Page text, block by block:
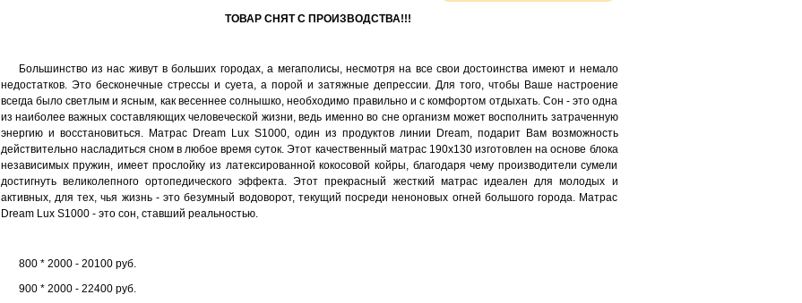
ТОВАР СНЯТ С ПРОИЗВОДСТВА!!!
Большинство из нас живут в больших городах, а мегаполисы, несмотря на все свои достоинства имеют и немало
недостатков. Это бесконечные стрессы и суета, а порой и затяжные депрессии. Для того, чтобы Ваше настроение
всегда было светлым и ясным, как весеннее солнышко, необходимо правильно и с комфортом отдыхать. Сон - это одна
из наиболее важных составляющих человеческой жизни, ведь именно во сне организм может восполнить затраченную
энергию и восстановиться. Матрас Dream Lux S1000, один из продуктов линии Dream, подарит Вам возможность
действительно насладиться сном в любое время суток. Этот качественный матрас 190х130 изготовлен на основе блока
независимых пружин, имеет прослойку из латексированной кокосовой койры, благодаря чему производители сумели
достигнуть великолепного ортопедического эффекта. Этот прекрасный жесткий матрас идеален для молодых и
активных, для тех, чья жизнь - это безумный водоворот, текущий посреди неноновых огней большого города. Матрас
Dream Lux S1000 - это сон, ставший реальностью.
800 * 2000 - 20100 руб.
900 * 2000 - 22400 руб.